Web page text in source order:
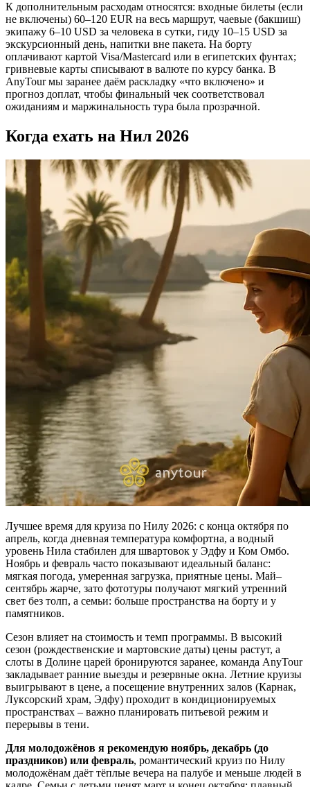
К дополнительным расходам относятся: входные билеты (если
не включены) 60–120 EUR на весь маршрут, чаевые (бакшиш)
экипажу 6–10 USD за человека в сутки, гиду 10–15 USD за
экскурсионный день, напитки вне пакета. На борту
оплачивают картой Visa/Mastercard или в египетских фунтах;
гривневые карты списывают в валюте по курсу банка. В
AnyTour мы заранее даём раскладку «что включено» и
прогноз доплат, чтобы финальный чек соответствовал
ожиданиям и маржинальность тура была прозрачной.
Когда ехать на Нил 2026
Лучшее время для круиза по Нилу 2026: с конца октября по
апрель, когда дневная температура комфортна, а водный
уровень Нила стабилен для швартовок у Эдфу и Ком Омбо.
Ноябрь и февраль часто показывают идеальный баланс:
мягкая погода, умеренная загрузка, приятные цены. Май–
сентябрь жарче, зато фототуры получают мягкий утренний
свет без толп, а семьи: больше пространства на борту и у
памятников.
Сезон влияет на стоимость и темп программы. В высокий
сезон (рождественские и мартовские даты) цены растут, а
слоты в Долине царей бронируются заранее, команда AnyTour
закладывает ранние выезды и резервные окна. Летние круизы
выигрывают в цене, а посещение внутренних залов (Карнак,
Луксорский храм, Эдфу) проходит в кондиционируемых
пространствах – важно планировать питьевой режим и
перерывы в тени.
Для молодожёнов я рекомендую ноябрь, декабрь (до
праздников) или февраль, романтический круиз по Нилу
молодожёнам даёт тёплые вечера на палубе и меньше людей в